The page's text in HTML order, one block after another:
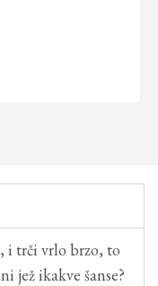
i trči vrlo brzo, to
jež ikakve šanse?